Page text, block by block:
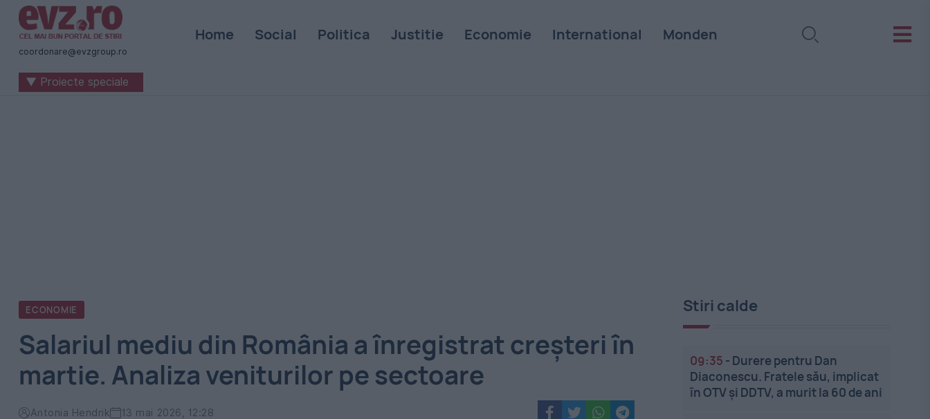
Știri
naționale
internaționale
coordonare@evzgroup.ro
Home Social Politica Justitie Economie International Monden
▼ Proiecte speciale
ECONOMIE
Salariul mediu din România a înregistrat creșteri în
martie. Analiza veniturilor pe sectoare
Antonia Hendrik 13 mai 2026, 12:28
Stiri calde
09:35 - Durere pentru Dan
Diaconescu. Fratele său, implicat
în OTV și DDTV, a murit la 60 de ani